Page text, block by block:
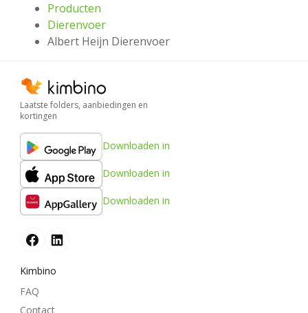
Producten
Dierenvoer
Albert Heijn Dierenvoer
Laatste folders, aanbiedingen en
kortingen
Downloaden in
Downloaden in
Downloaden in
Kimbino
FAQ
Contact